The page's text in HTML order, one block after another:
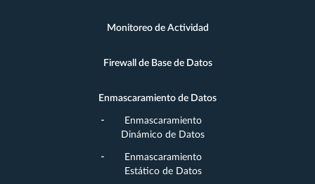
Monitoreo de Actividad
Firewall de Base de Datos
Enmascaramiento de Datos
Enmascaramiento
Dinámico de Datos
Enmascaramiento
Estático de Datos